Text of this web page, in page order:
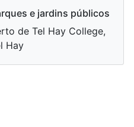
e jardins públicos
de Tel Hay College,
Hay